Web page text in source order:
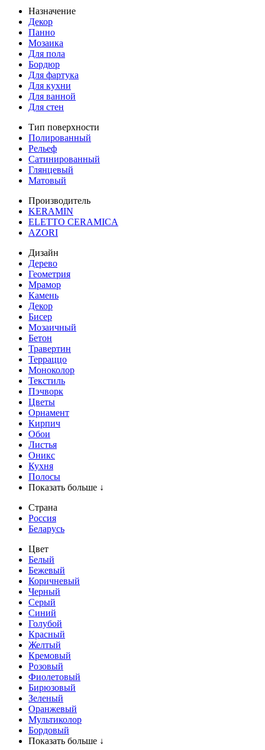
Назначение
Декор
Панно
Мозаика
Для пола
Бордюр
Для фартука
Для кухни
Для ванной
Для стен
Тип поверхности
Полированный
Рельеф
Сатинированный
Глянцевый
Матовый
Производитель
KERAMIN
ELETTO CERAMICA
AZORI
Дизайн
Дерево
Геометрия
Мрамор
Камень
Декор
Бисер
Мозаичный
Бетон
Травертин
Терраццо
Моноколор
Текстиль
Пэчворк
Цветы
Орнамент
Кирпич
Обои
Листья
Оникс
Кухня
Полосы
Показать больше ↓
Страна
Россия
Беларусь
Цвет
Белый
Бежевый
Коричневый
Черный
Серый
Синий
Голубой
Красный
Желтый
Кремовый
Розовый
Фиолетовый
Бирюзовый
Зеленый
Оранжевый
Мультиколор
Бордовый
Показать больше ↓